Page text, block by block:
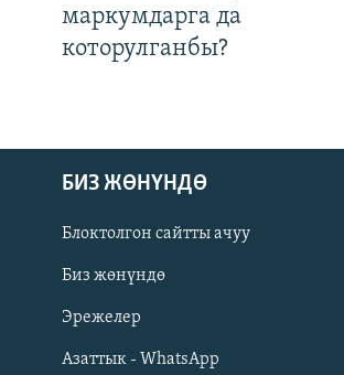
Русский
ОНЛАЙН ШЕРИНЕ
маркумдарга да
которулганбы?
БИЗ ЖӨНҮНДӨ
Блоктолгон сайтты ачуу
Биз жөнүндө
Эрежелер
Азаттык - WhatsApp